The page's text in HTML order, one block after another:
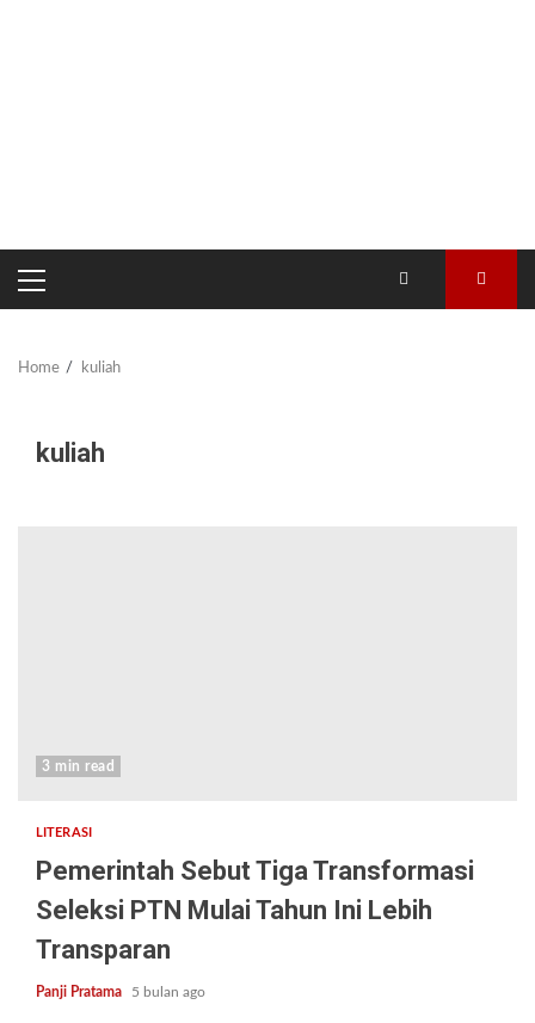
PRIMARY
MENU
Home kuliah
kuliah
3 min read
LITERASI
Pemerintah Sebut Tiga Transformasi
Seleksi PTN Mulai Tahun Ini Lebih
Transparan
Panji Pratama 5 bulan ago